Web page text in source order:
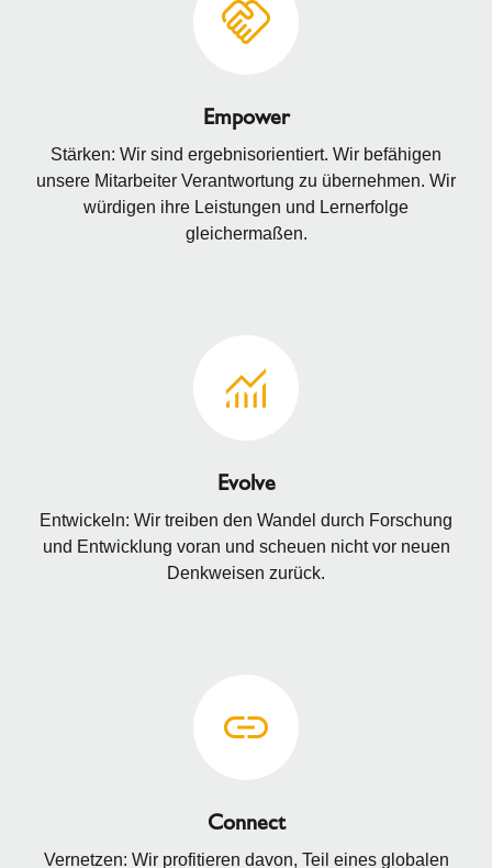
Empower
Stärken: Wir sind ergebnisorientiert. Wir befähigen
unsere Mitarbeiter Verantwortung zu übernehmen. Wir
würdigen ihre Leistungen und Lernerfolge
gleichermaßen.
Evolve
Entwickeln: Wir treiben den Wandel durch Forschung
und Entwicklung voran und scheuen nicht vor neuen
Denkweisen zurück.
Connect
Vernetzen: Wir profitieren davon, Teil eines globalen